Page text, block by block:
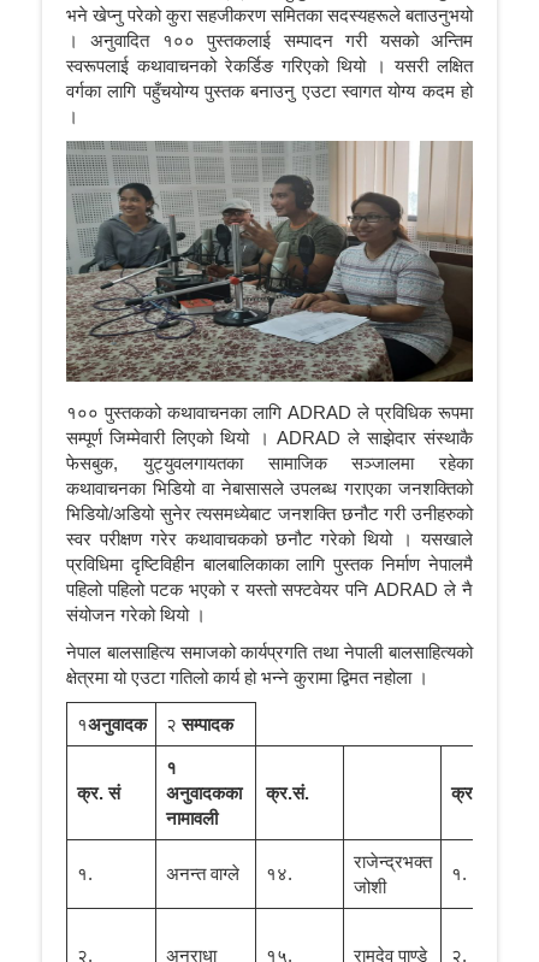
भने खेप्नु परेको कुरा सहजीकरण समितका सदस्यहरूले बताउनुभयो
। अनुवादित १०० पुस्तकलाई सम्पादन गरी यसको अन्तिम
स्वरूपलाई कथावाचनको रेकर्डिङ गरिएको थियो । यसरी लक्षित
वर्गका लागि पहुँचयोग्य पुस्तक बनाउनु एउटा स्वागत योग्य कदम हो
।
१०० पुस्तकको कथावाचनका लागि ADRAD ले प्रविधिक रूपमा
सम्पूर्ण जिम्मेवारी लिएको थियो । ADRAD ले साझेदार संस्थाकै
फेसबुक, युट्युवलगायतका सामाजिक सञ्‍जालमा रहेका
कथावाचनका भिडियो वा नेबासासले उपलब्ध गराएका जनशक्तिको
भिडियो/अडियो सुनेर त्यसमध्येबाट जनशक्ति छनौट गरी उनीहरुको
स्वर परीक्षण गरेर कथावाचकको छनौट गरेको थियो । यसखाले
प्रविधिमा दृष्टिविहीन बालबालिकाका लागि पुस्तक निर्माण नेपालमै
पहिलो पहिलो पटक भएको र यस्तो सफ्टवेयर पनि ADRAD ले नै
संयोजन गरेको थियो ।
नेपाल बालसाहित्य समाजको कार्यप्रगति तथा नेपाली बालसाहित्यको
क्षेत्रमा यो एउटा गतिलो कार्य हो भन्ने कुरामा द्विमत नहोला ।
१अनुवादक २सम्पादक
क्र.सं
१
अनुवादकका
नामावली
क्र.सं. क्र.
१. अनन्त वाग्ले १४.
राजेन्द्रभक्त
जोशी
१.
२. अनुराधा १५. रामदेव पाण्डे २.